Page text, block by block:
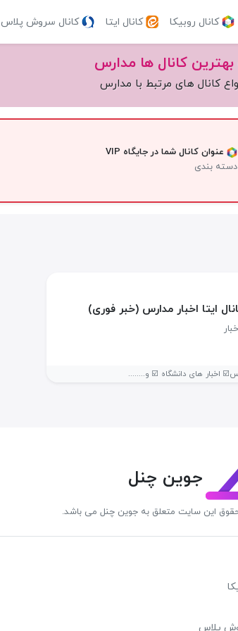
کانال روبیکا کانال ایتا کانال سروش پلاس
کانال ها مدارس
کانال های مرتبط با مدارس
عنوان کانال شما در جایگاه VIP
دسته بندی
ایتا اخبار مدارس (خبر فوری)
اخبار های دانشگاه ☑️ و........
جوین چنل
این سایت متعلق به جوین چنل می باشد.
پلاس